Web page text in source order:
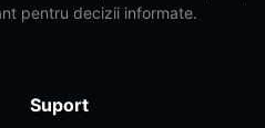
pentru decizii informate.
Suport